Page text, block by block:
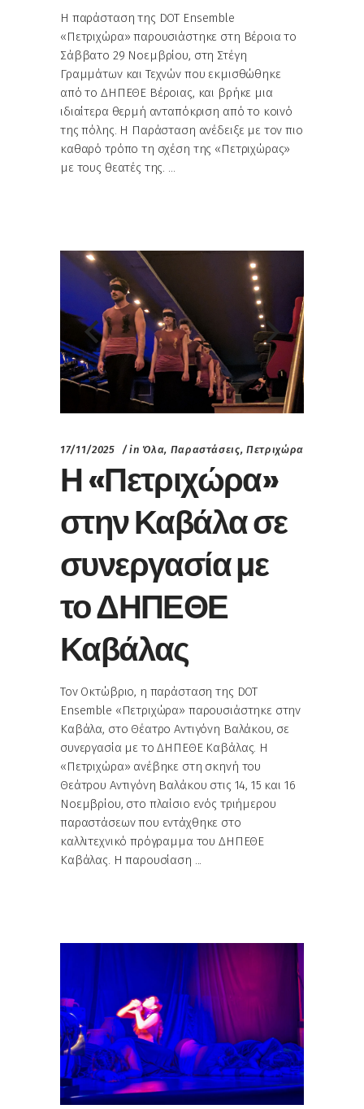
Η παράσταση της DOT Ensemble
«Πετριχώρα» παρουσιάστηκε στη Βέροια το
Σάββατο 29 Νοεμβρίου, στη Στέγη
Γραμμάτων και Τεχνών που εκμισθώθηκε
από το ΔΗΠΕΘΕ Βέροιας, και βρήκε μια
ιδιαίτερα θερμή ανταπόκριση από το κοινό
της πόλης. Η Παράσταση ανέδειξε με τον πιο
καθαρό τρόπο τη σχέση της «Πετριχώρας»
με τους θεατές της.
17/11/2025 in Όλα, Παραστάσεις,Πετριχώρα
Η «Πετριχώρα»
στην Καβάλα σε
συνεργασία με
το ΔΗΠΕΘΕ
Καβάλας
Τον Οκτώβριο, η παράσταση της DOT
Ensemble «Πετριχώρα» παρουσιάστηκε στην
Καβάλα, στο Θέατρο Αντιγόνη Βαλάκου, σε
συνεργασία με το ΔΗΠΕΘΕ Καβάλας. Η
«Πετριχώρα» ανέβηκε στη σκηνή του
Θεάτρου Αντιγόνη Βαλάκου στις 14, 15 και 16
Νοεμβρίου, στο πλαίσιο ενός τριήμερου
παραστάσεων που εντάχθηκε στο
καλλιτεχνικό πρόγραμμα του ΔΗΠΕΘΕ
Καβάλας. Η παρουσίαση